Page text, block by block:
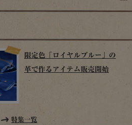
限定色「ロイヤルブルー」の
革で作るアイテム販売開始
特集一覧